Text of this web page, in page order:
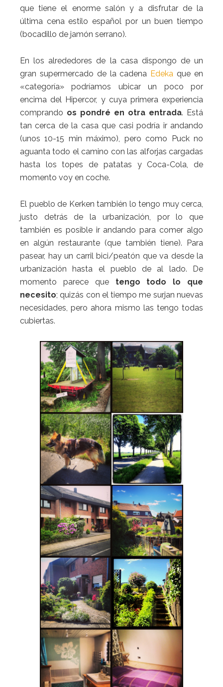
que tiene el enorme salón y a disfrutar de la
última cena estilo español por un buen tiempo
(bocadillo de jamón serrano).
En los alrededores de la casa dispongo de un
gran supermercado de la cadena Edeka que en
«categoría» podríamos ubicar un poco por
encima del Hipercor, y cuya primera experiencia
comprando os pondré en otra entrada. Está
tan cerca de la casa que casi podría ir andando
(unos 10-15 min máximo), pero como Puck no
aguanta todo el camino con las alforjas cargadas
hasta los topes de patatas y Coca-Cola, de
momento voy en coche.
El pueblo de Kerken también lo tengo muy cerca,
justo detrás de la urbanización, por lo que
también es posible ir andando para comer algo
en algún restaurante (que también tiene). Para
pasear, hay un carril bici/peatón que va desde la
urbanización hasta el pueblo de al lado. De
momento parece que tengo todo lo que
necesito; quizás con el tiempo me surjan nuevas
necesidades, pero ahora mismo las tengo todas
cubiertas.